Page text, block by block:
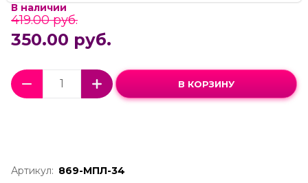
В наличии
419.00 руб.
350.00 руб.
В КОРЗИНУ
Артикул: 869-МПЛ-34